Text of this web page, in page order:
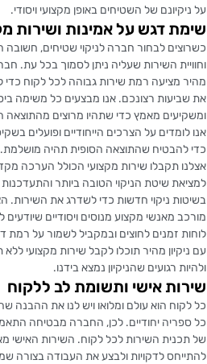
על ניקיונם של השטיחים באופן מקצועי ויסודי.
שימת דגש על אמינות ושירות
כשרוצים לבחור חברה לניקוי שטיחים, חשובה
וחוויית השירות שעליה ניתן לסמוך בכל עת.
מהיר מציעה רמת שירות גבוהה לכל לקוח כדי
את שביעות רצונכם. אנו מבצעים כל משימה
ומשקיעים מאמץ כדי שתהיו מרוצים מהתוצאה
אנו לומדים על הצרכים הייחודיים ופועלים
כדי להבטיח שהתוצאה הסופית תהיה מושלמת.
אצלנו תקבלו שירות מקצועי הכולל הערכה
למציאת שיטת הניקוי הטובה ביותר
בשיטות ניקוי חדשות כדי לשדרג את השירות.
מורכב מאנשי מקצוע מנוסים ויסודיים
לוחות זמנים לחוצים ובמקביל לשמור על רמת
עם ניקיון מהיר תוכלו לקבל שירות מקצועי
ולהיות רגועים שהניקיון נמצא בידנו.
שירות אישי ותשומת לב ללקוח
כל לקוח הוא עולם ומלואו ויש לנו את ההבנה
כל ספריה יחודיים. לכן, החברה מבטיחה
של תכנית השירות לכל לקוח. השירות האישי
להתייחס לדקויות ולבצע את העבודה בצורה